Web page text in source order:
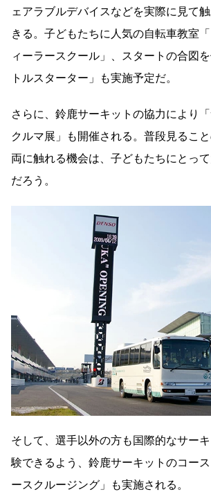
ェアラブルデバイスなどを実際に見て
きる。子どもたちに人気の自転車教室
ィーラースクール」、スタートの合図
トルスターター」も実施予定だ。
さらに、鈴鹿サーキットの協力により
クルマ展」も開催される。普段見るこ
両に触れる機会は、子どもたちにとっ
だろう。
そして、選手以外の方も国際的なサー
験できるよう、鈴鹿サーキットのコー
ースクルージング」も実施される。